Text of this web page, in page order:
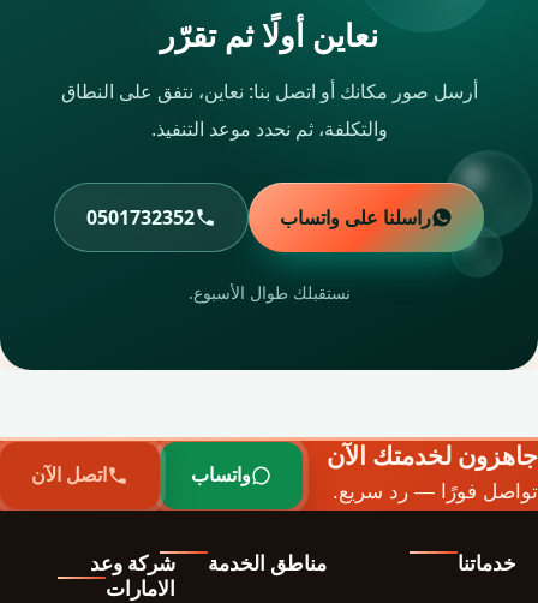
نعاين أولًا ثم تقرّر
أرسل صور مكانك أو اتصل بنا: نعاين، نتفق على النطاق
والتكلفة، ثم نحدد موعد التنفيذ.
راسلنا على واتساب 0501732352
نستقبلك طوال الأسبوع.
جاهزون لخدمتك الآن
تواصل فورًا — رد سريع.
واتساب اتصل الآن
خدماتنا مناطق الخدمة
شركة وعد
الامارات